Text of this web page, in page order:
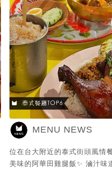
MENU NEWS
位在台大附近的泰式街頭風情
美味的阿華田雞腿飯✨ 滷汁味